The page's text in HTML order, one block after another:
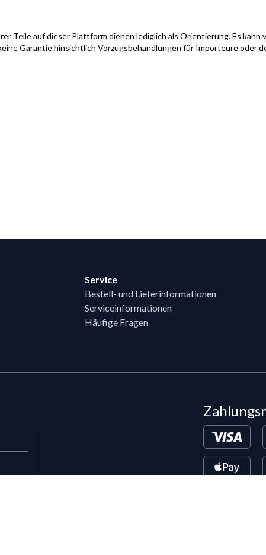
Teile auf dieser Plattform dienen lediglich als Orientierung. Es
Garantie hinsichtlich Vorzugsbehandlungen für Importeure oder
Service
Bestell- und Lieferinformationen
Serviceinformationen
Häufige Fragen